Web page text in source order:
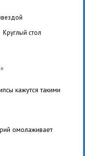
круглый стол
кажутся такими
омолаживает